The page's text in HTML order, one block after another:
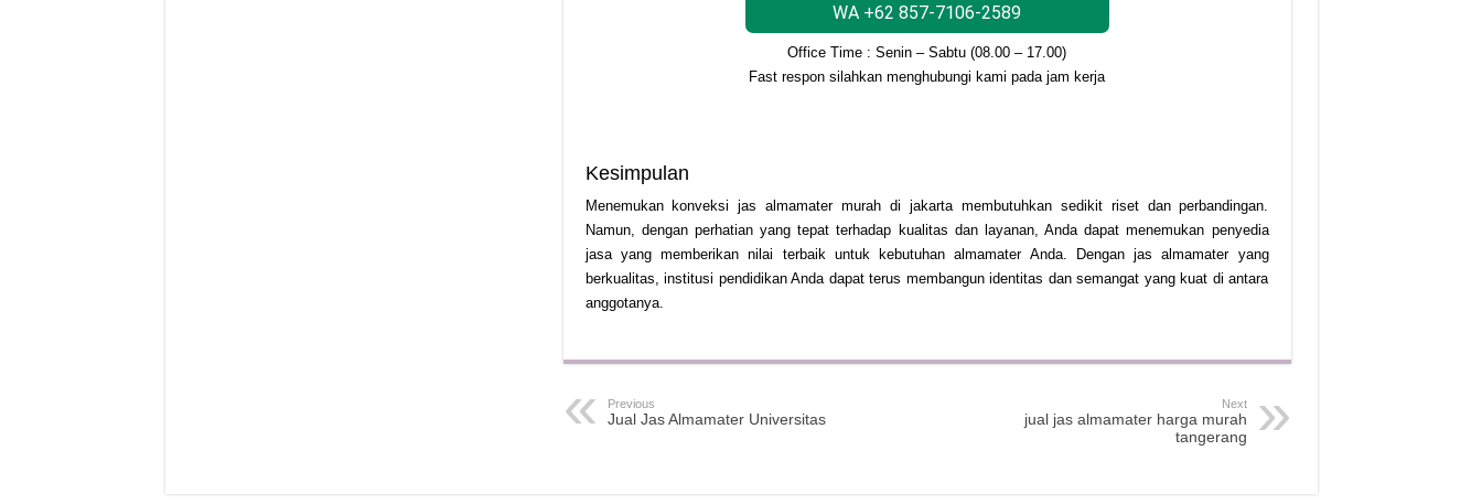
WA +62 857-7106-2589
Office Time : Senin – Sabtu (08.00 – 17.00)
Fast respon silahkan menghubungi kami pada jam kerja
Kesimpulan
Menemukan konveksi jas almamater murah di jakarta membutuhkan sedikit riset dan perbandingan.
Namun, dengan perhatian yang tepat terhadap kualitas dan layanan, Anda dapat menemukan penyedia
jasa yang memberikan nilai terbaik untuk kebutuhan almamater Anda. Dengan jas almamater yang
berkualitas, institusi pendidikan Anda dapat terus membangun identitas dan semangat yang kuat di antara
anggotanya.
Previous
Jual Jas Almamater Universitas
Next
jual jas almamater harga murah
tangerang